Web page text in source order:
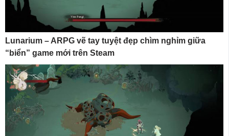
Lunarium – ARPG vẽ tay tuyệt đẹp chìm nghỉm giữa
“biển” game mới trên Steam